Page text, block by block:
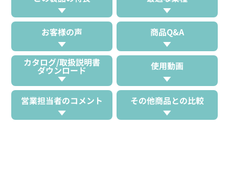
お客様の声 商品Q&A
カタログ/取扱説明書
ダウンロード 使用動画
営業担当者のコメント その他商品との比較